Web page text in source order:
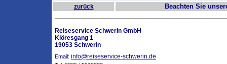
zurück Beachten Sie
Reiseservice Schwerin GmbH
Klöresgang 1
19053 Schwerin
Email: info@reiseservice-schwerin.de